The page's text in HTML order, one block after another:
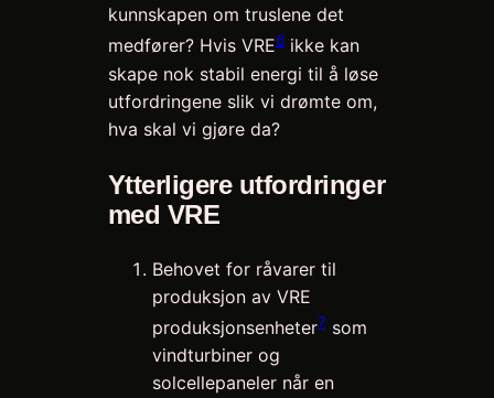
kunnskapen om truslene det
medfører? Hvis VRE6ikke kan
skape nok stabil energi til å løse
utfordringene slik vi drømte om,
hva skal vi gjøre da?
Ytterligere utfordringer
med VRE
Behovet for råvarer til
produksjon av VRE
produksjonsenheter7som
vindturbiner og
solcellepaneler når en